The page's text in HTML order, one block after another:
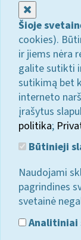
Šioje
cookies).
ir jiems nėra
galite sutikti
sutikimą bet
interneto
įrašytus
politika;
Būtinieji
Naudojami
pagrindines
svetainė
Analitiniai